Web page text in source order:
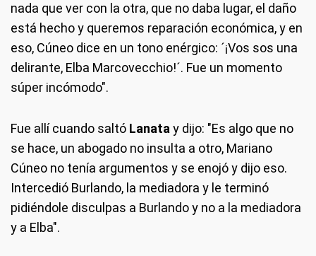
nada que ver con la otra, que no daba lugar, el daño
está hecho y queremos reparación económica, y en
eso, Cúneo dice en un tono enérgico: ´¡Vos sos una
delirante, Elba Marcovecchio!´. Fue un momento
súper incómodo".
Fue allí cuando saltó Lanatay dijo: "Es algo que no
se hace, un abogado no insulta a otro, Mariano
Cúneo no tenía argumentos y se enojó y dijo eso.
Intercedió Burlando, la mediadora y le terminó
pidiéndole disculpas a Burlando y no a la mediadora
y a Elba".